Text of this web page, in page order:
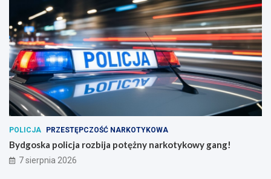
POLICJA PRZESTĘPCZOŚĆ NARKOTYKOWA
Bydgoska policja rozbija potężny narkotykowy gang!
7 sierpnia 2026